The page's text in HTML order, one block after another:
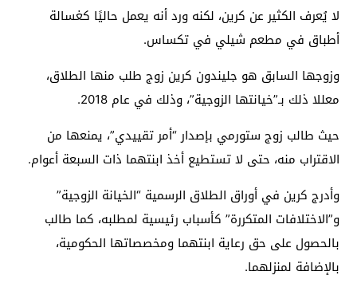
لا يُعرف الكثير عن كرين، لكنه ورد أنه يعمل حاليًا كغسالة
أطباق في مطعم شيلي في تكساس.
وزوجها السابق هو جليندون كرين زوج طلب منها الطلاق،
معللا ذلك بـ”خيانتها الزوجية”، وذلك في عام 2018.
حيث طالب زوج ستورمي بإصدار “أمر تقييدي”، يمنعها من
الاقتراب منه، حتى لا تستطيع أخذ ابنتهما ذات السبعة أعوام.
وأدرج كرين في أوراق الطلاق الرسمية “الخيانة الزوجية”
و”الاختلافات المتكررة” كأسباب رئيسية لمطلبه، كما طالب
بالحصول على حق رعاية ابنتهما ومخصصاتها الحكومية،
بالإضافة لمنزلهما.